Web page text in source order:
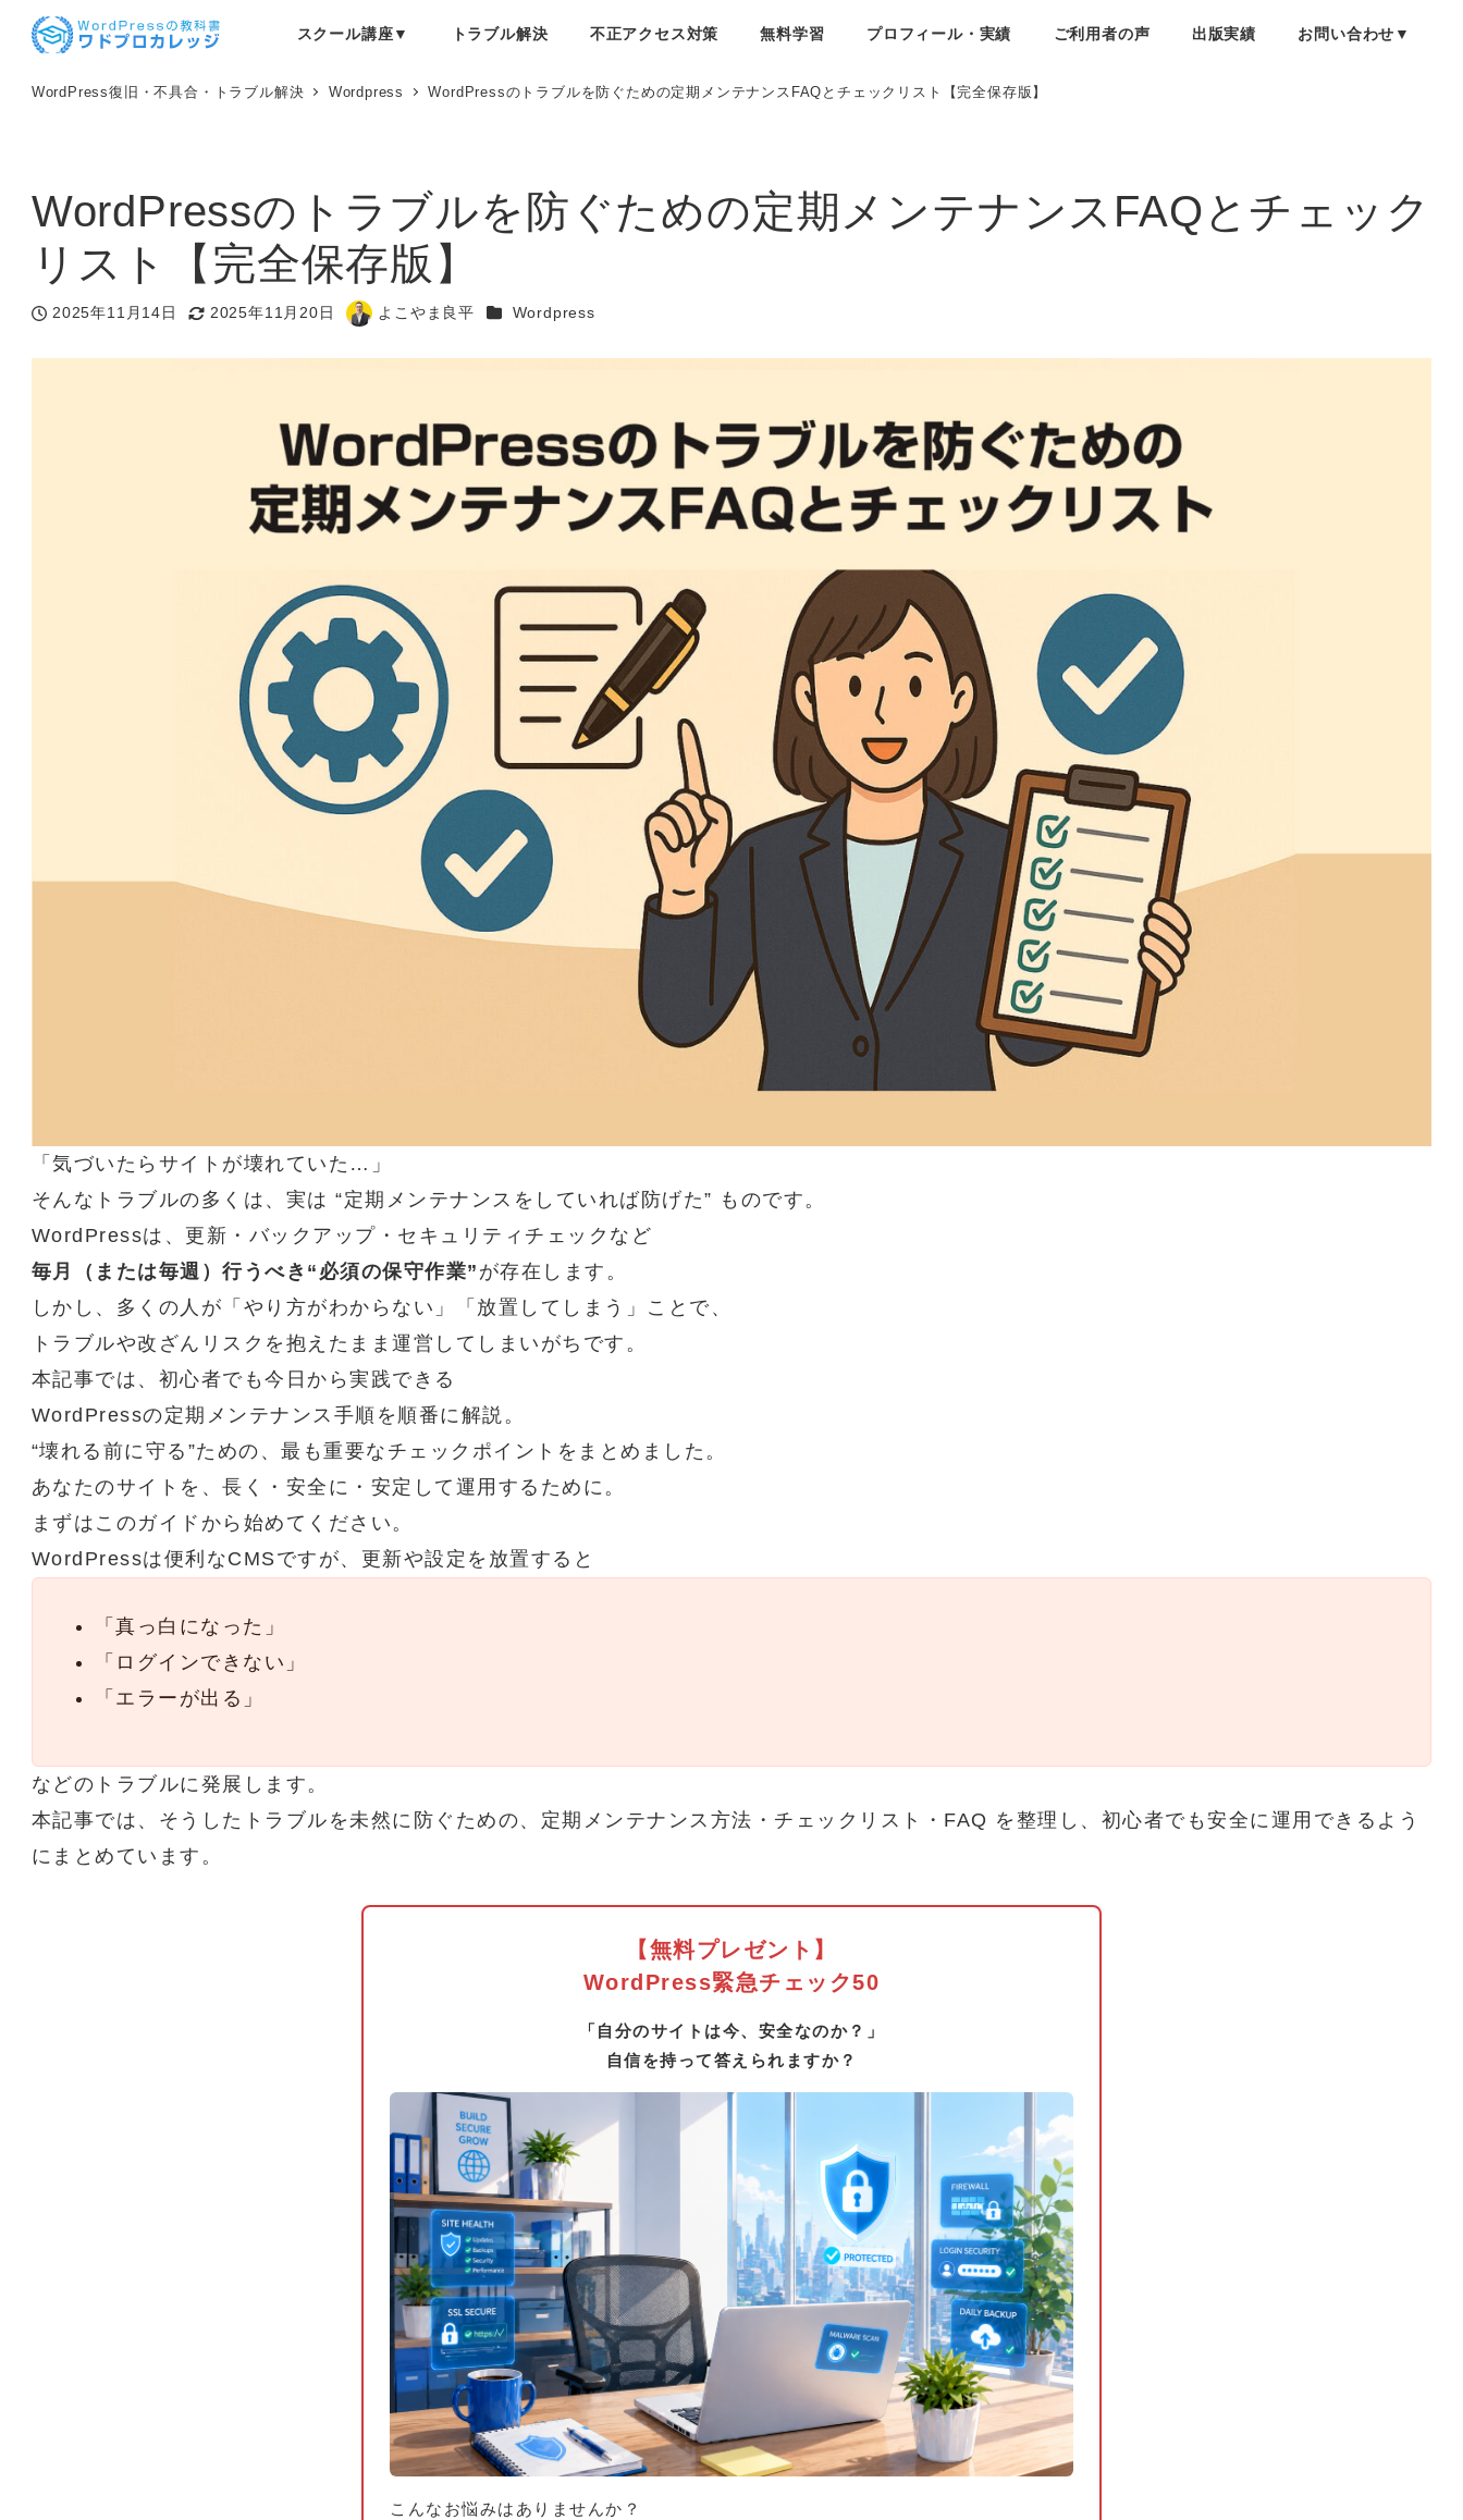
スクール講座▼ トラブル解決 不正アクセス対策 無料学習 プロフィール・実績 ご利用者の声 出版実績 お問い合わせ▼
WordPress復旧・不具合・トラブル解決 Wordpress WordPressのトラブルを防ぐための定期メンテナンスFAQとチェックリスト【完全保存版】
WordPressのトラブルを防ぐための定期メンテナンスFAQとチェック
リスト【完全保存版】
投稿日
2025年11月14日
更新日
2025年11月20日
著
よこやま良平 カテゴリー
Wordpress
「気づいたらサイトが壊れていた…」
そんなトラブルの多くは、実は “定期メンテナンスをしていれば防げた” ものです。
WordPressは、更新・バックアップ・セキュリティチェックなど
毎月（または毎週）行うべき“必須の保守作業” が存在します。
しかし、多くの人が「やり方がわからない」「放置してしまう」ことで、
トラブルや改ざんリスクを抱えたまま運営してしまいがちです。
本記事では、初心者でも今日から実践できる
WordPressの定期メンテナンス手順を順番に解説。
“壊れる前に守る”ための、最も重要なチェックポイントをまとめました。
あなたのサイトを、長く・安全に・安定して運用するために。
まずはこのガイドから始めてください。
WordPressは便利なCMSですが、更新や設定を放置すると
「真っ白になった」
「ログインできない」
「エラーが出る」
などのトラブルに発展します。
本記事では、そうしたトラブルを未然に防ぐための、定期メンテナンス方法・チェックリスト・FAQ を整理し、初心者でも安全に運用できるよう
にまとめています。
【無料プレゼント】
WordPress緊急チェック50
「自分のサイトは今、安全なのか？」
自信を持って答えられますか？
こんなお悩みはありませんか？